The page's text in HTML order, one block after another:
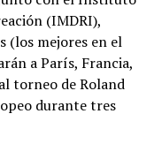
(IMDRI),
(los mejores en el
a París, Francia,
torneo de Roland
durante tres